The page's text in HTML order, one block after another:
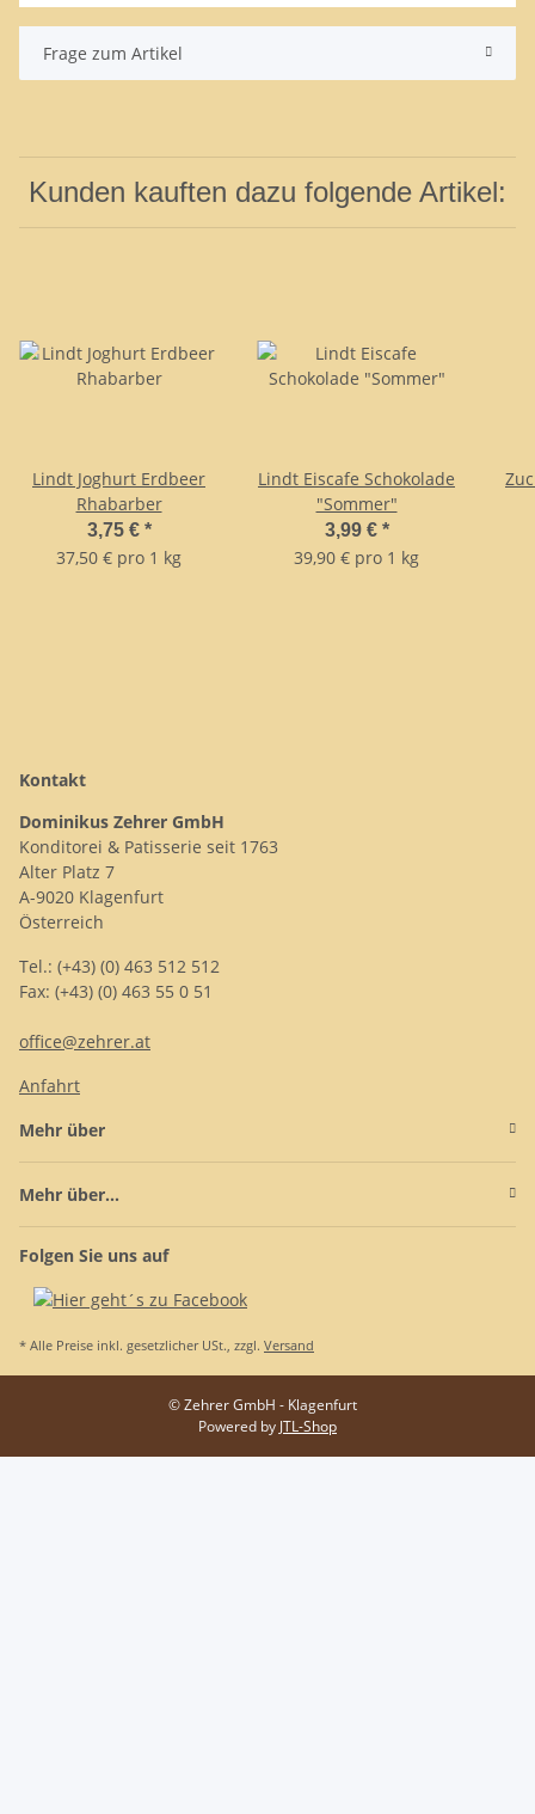
Frage zum Artikel
Kunden kauften dazu folgende Artikel:
Lindt Joghurt Erdbeer
Rhabarber
3,75 € *
37,50 € pro 1 kg
Lindt Eiscafe Schokolade
"Sommer"
3,99 € *
39,90 € pro 1 kg
Kontakt
Dominikus Zehrer GmbH
Konditorei & Patisserie seit 1763
Alter Platz 7
A-9020 Klagenfurt
Österreich
Tel.: (+43) (0) 463 512 512
Fax: (+43) (0) 463 55 0 51
office@zehrer.at
Anfahrt
Mehr über
Mehr über...
Folgen Sie uns auf
* Alle Preise inkl. gesetzlicher USt., zzgl. Versand
© Zehrer GmbH - Klagenfurt
Powered by JTL-Shop